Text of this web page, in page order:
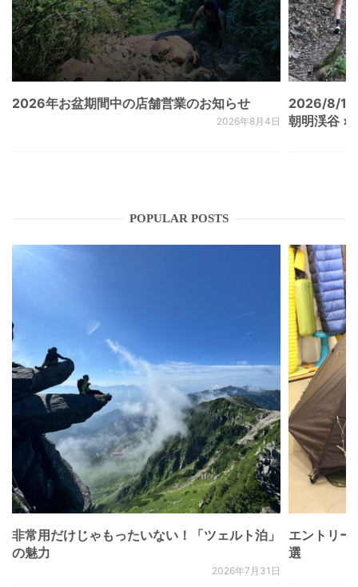
2026年お盆期間中の店舗営業のお知らせ
2026年8月4日
2026/8/
朝明渓谷 ×
POPULAR POSTS
非常用だけじゃもったいない！「ツェルト泊」
の魅力
2026年7月31日
エントリー
選